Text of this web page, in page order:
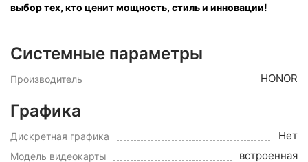
выбор тех, кто ценит мощность, стиль и инновации!
Системные параметры
Производитель HONOR
Графика
Дискретная графика Нет
Модель видеокарты встроенная